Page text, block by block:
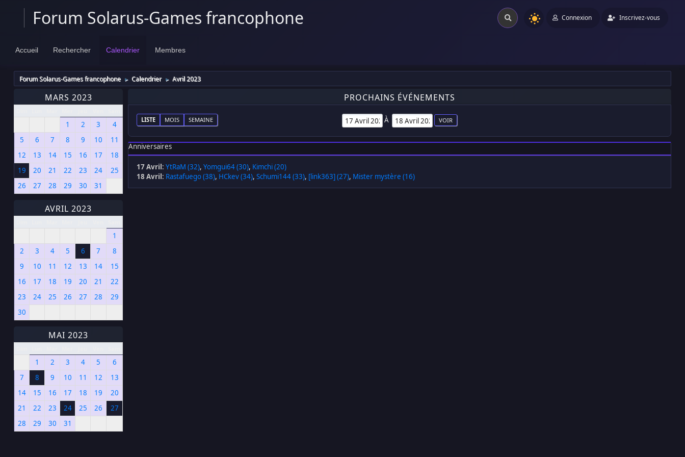
Forum Solarus-Games francophone Connexion Inscrivez-vous
Accueil Rechercher Calendrier Membres
Forum Solarus-Games francophone ► Calendrier ► Avril 2023
MARS 2023
1 2 3
4
5
6 7 8 9 10
11
12
13 14 15 16 17
18
19
20 21 22 23 24
25
26
27 28 29 30 31
AVRIL 2023
1
2
3 4 5 6 7
8
9
10 11 12 13 14
15
16
17 18 19 20 21
22
23
24 25 26 27 28
29
30
MAI 2023
1 2 3 4 5
6
7
8 9 10 11 12
13
14
15 16 17 18 19
20
21
22 23 24 25 26
27
28
29 30 31
PROCHAINS ÉVÉNEMENTS
LISTE MOIS SEMAINE À
Anniversaires
17 Avril: YtRaM (32), Yomgui64 (30), Kimchi (20)
18 Avril: Rastafuego (38), HCkev (34), Schumi144 (33), [link363] (27), Mister mystère (16)